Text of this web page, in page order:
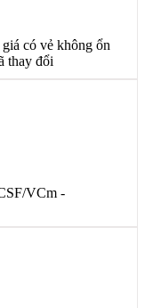
có vẻ không ổn
thay đổi
VCm -